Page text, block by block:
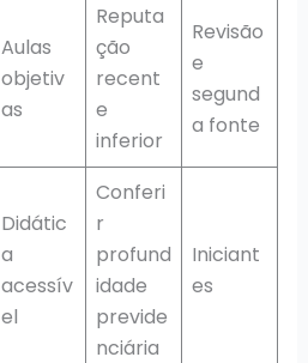
Aulas
objetiv
as
Reputa
ção
recent
e
inferior
Revisão
e
segund
a fonte
Didátic
a
acessív
el
Conferi
r
profund
idade
previde
nciária
Iniciant
es